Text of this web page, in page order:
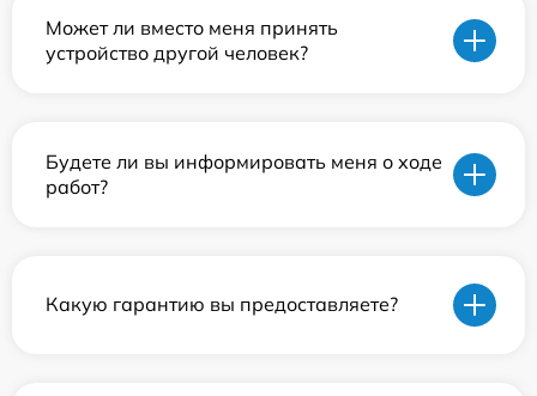
Может ли вместо меня принять
устройство другой человек?
Будете ли вы информировать меня о ходе
работ?
Какую гарантию вы предоставляете?